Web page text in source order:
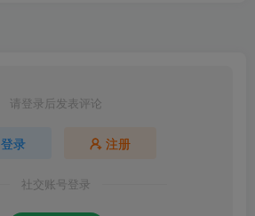
请登录后发表评论
登录 注册
社交账号登录